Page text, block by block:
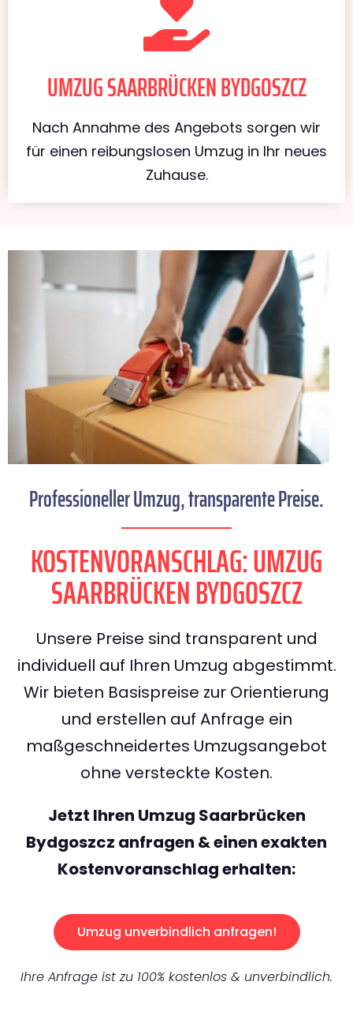
UMZUG SAARBRÜCKEN BYDGOSZCZ
Nach Annahme des Angebots sorgen wir
für einen reibungslosen Umzug in Ihr neues
Zuhause.
Professioneller Umzug, transparente Preise.
KOSTENVORANSCHLAG: UMZUG
SAARBRÜCKEN BYDGOSZCZ
Unsere Preise sind transparent und
individuell auf Ihren Umzug abgestimmt.
Wir bieten Basispreise zur Orientierung
und erstellen auf Anfrage ein
maßgeschneidertes Umzugsangebot
ohne versteckte Kosten.
Jetzt Ihren Umzug Saarbrücken
Bydgoszcz anfragen & einen exakten
Kostenvoranschlag erhalten:
Umzug unverbindlich anfragen!
Ihre Anfrage ist zu 100% kostenlos & unverbindlich.